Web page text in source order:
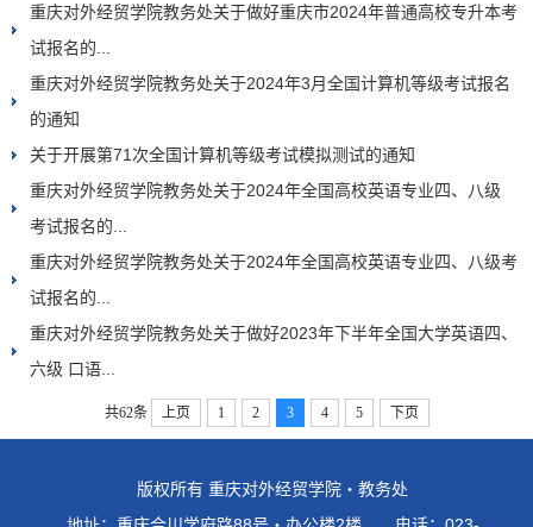
重庆对外经贸学院教务处关于做好重庆市2024年普通高校专升本考
试报名的...
重庆对外经贸学院教务处关于2024年3月全国计算机等级考试报名
的通知
关于开展第71次全国计算机等级考试模拟测试的通知
重庆对外经贸学院教务处关于2024年全国高校英语专业四、八级
考试报名的...
重庆对外经贸学院教务处关于2024年全国高校英语专业四、八级考
试报名的...
重庆对外经贸学院教务处关于做好2023年下半年全国大学英语四、
六级 口语...
共62条 上页 1 2 3 4 5 下页
版权所有 重庆对外经贸学院・教务处